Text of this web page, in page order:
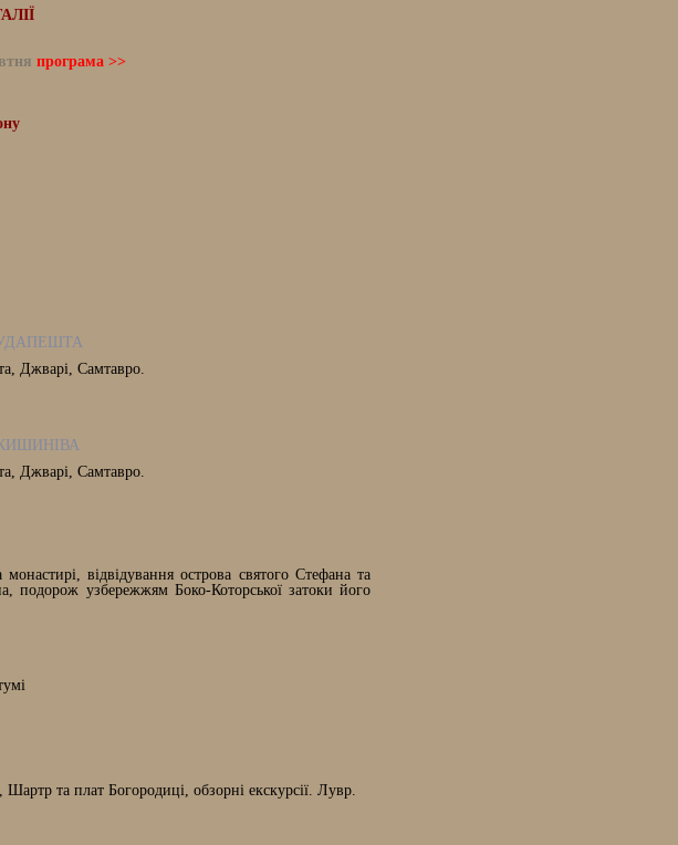
програма >>
Джварі, Самтавро.
Джварі, Самтавро.
відвідування острова святого Стефана та
подорож узбережжям Боко-Которської затоки його
та плат Богородиці, обзорні екскурсії. Лувр.